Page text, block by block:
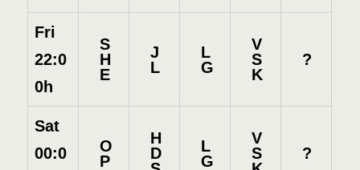
Fri
22:0
0h
S
H
E
J
L
L
G
V
S
K
?
Sat
00:0
O
P
H
D
L
G
V
S
?